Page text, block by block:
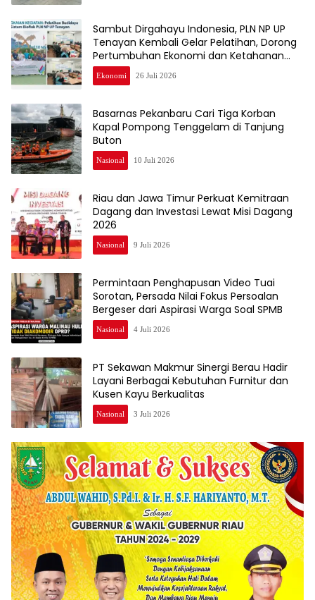
Sambut Dirgahayu Indonesia, PLN NP UP
Tenayan Kembali Gelar Pelatihan, Dorong
Pertumbuhan Ekonomi dan Ketahanan
Pangan Warga
Ekonomi 26 Juli 2026
Basarnas Pekanbaru Cari Tiga Korban
Kapal Pompong Tenggelam di Tanjung
Buton
Nasional 10 Juli 2026
Riau dan Jawa Timur Perkuat Kemitraan
Dagang dan Investasi Lewat Misi Dagang
2026
Nasional 9 Juli 2026
Permintaan Penghapusan Video Tuai
Sorotan, Persada Nilai Fokus Persoalan
Bergeser dari Aspirasi Warga Soal SPMB
Nasional 4 Juli 2026
PT Sekawan Makmur Sinergi Berau Hadir
Layani Berbagai Kebutuhan Furnitur dan
Kusen Kayu Berkualitas
Nasional 3 Juli 2026